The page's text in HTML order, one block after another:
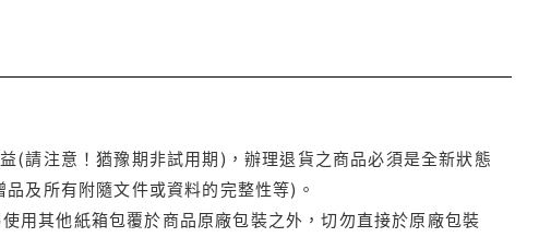
(請注意！猶豫期非試用期)，辦理退貨之商品必須是全新狀態
及所有附隨文件或資料的完整性等)。
用其他紙箱包覆於商品原廠包裝之外，切勿直接於原廠包裝